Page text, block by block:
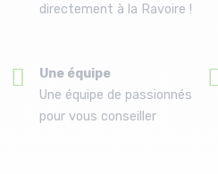
directement à la Ravoire !
Une équipe
Une équipe de passionnés
pour vous conseiller